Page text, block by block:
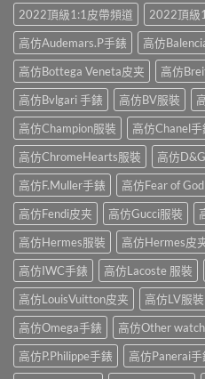
2022頂級1:1皮帶頻道
2022頂級
高仿Audemars.P手錶
高仿
高仿Bottega Veneta皮夹
高仿
高仿Bvlgari 手錶
高仿BV服裝
高仿Champion服裝
高仿Chanel手
高仿ChromeHearts服裝
高仿
高仿F.Muller手錶
高仿Fear of
高仿Fendi皮夹
高仿Gucci服裝
高仿Hermes服裝
高仿Hermes皮
高仿IWC手錶
高仿Lacoste 服裝
高仿LouisVuitton皮夹
高仿LV服裝
高仿Omega手錶
高仿Other
高仿P.Philippe手錶
高仿Panerai手